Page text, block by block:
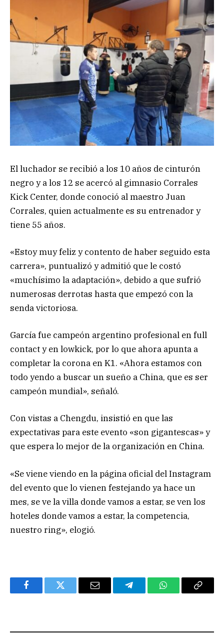
El luchador se recibió a los 10 años de cinturón
negro y a los 12 se acercó al gimnasio Corrales
Kick Center, donde conoció al maestro Juan
Corrales, quien actualmente es su entrenador y
tiene 55 años.
«Estoy muy feliz y contento de haber seguido esta
carrera», puntualizó y admitió que le costó
«muchísimo la adaptación», debido a que sufrió
numerosas derrotas hasta que empezó con la
senda victoriosa.
García fue campeón argentino profesional en full
contact y en lowkick, por lo que ahora apunta a
completar la corona en K1. «Ahora estamos con
todo yendo a buscar un sueño a China, que es ser
campeón mundial», señaló.
Con vistas a Chengdu, insistió en que las
expectativas para este evento «son gigantescas» y
que espera lo mejor de la organización en China.
«Se viene viendo en la página oficial del Instagram
del evento que lo vienen festejando ya hace un
mes, se ve la villa donde vamos a estar, se ven los
hoteles donde vamos a estar, la competencia,
nuestro ring», elogió.
FacebookTwitter Email TelegramWhatsAppCopy